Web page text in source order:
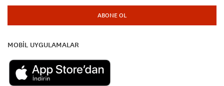
ABONE OL
MOBİL UYGULAMALAR